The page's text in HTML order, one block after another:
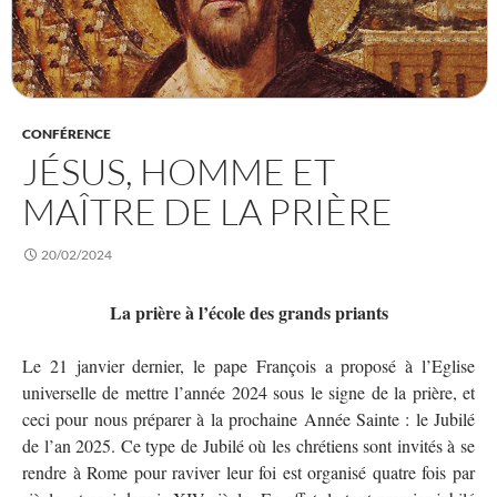
CONFÉRENCE
JÉSUS, HOMME ET
MAÎTRE DE LA PRIÈRE
20/02/2024
La prière à l’école des grands priants
Le 21 janvier dernier, le pape François a proposé à l’Eglise
universelle de mettre l’année 2024 sous le signe de la prière, et
ceci pour nous préparer à la prochaine Année Sainte : le Jubilé
de l’an 2025. Ce type de Jubilé où les chrétiens sont invités à se
rendre à Rome pour raviver leur foi est organisé quatre fois par